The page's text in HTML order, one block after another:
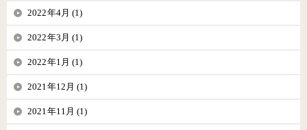
2022年4月 (1)
2022年3月 (1)
2022年1月 (1)
2021年12月 (1)
2021年11月 (1)